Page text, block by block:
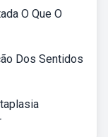
O Que O
Dos Sentidos